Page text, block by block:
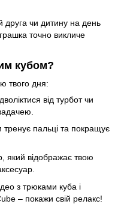
друга чи дитину на день
точно викличе
кубом?
твого дня:
від турбот чи
пальці та покращує
який відображає твою
з трюками куба і
– покажи свій релакс!